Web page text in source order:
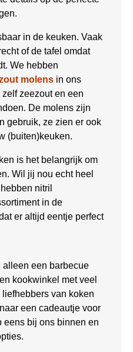
in de keuken. Vaak
of de tafel omdat
We hebben
molens in ons
zeezout en een
De molens zijn
gebruik, ze zien er ook
(buiten)keuken.
is het belangrijk om
Wil jij nou echt heel
nitril
in de
er altijd eentje perfect
alleen een barbecue
kookwinkel met veel
van koken
een cadeautje voor
eens bij ons binnen en